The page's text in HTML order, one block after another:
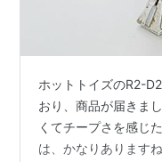
ホットトイズのR2-
おり、商品が届きま
くてチープさを感じ
は、かなりあります